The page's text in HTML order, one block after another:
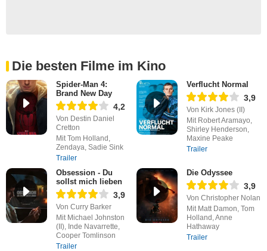
Die besten Filme im Kino
Spider-Man 4:
Brand New Day
4,2
Von Destin Daniel
Cretton
Mit Tom Holland,
Zendaya, Sadie Sink
Trailer
Verflucht Normal
3,9
Von Kirk Jones (II)
Mit Robert Aramayo,
Shirley Henderson,
Maxine Peake
Trailer
Obsession - Du
sollst mich lieben
3,9
Von Curry Barker
Mit Michael Johnston
(II), Inde Navarrette,
Cooper Tomlinson
Trailer
Die Odyssee
3,9
Von Christopher Nolan
Mit Matt Damon, Tom
Holland, Anne
Hathaway
Trailer